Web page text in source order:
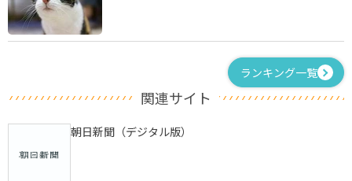
ランキング一覧
関連サイト
朝日新聞（デジタル版）